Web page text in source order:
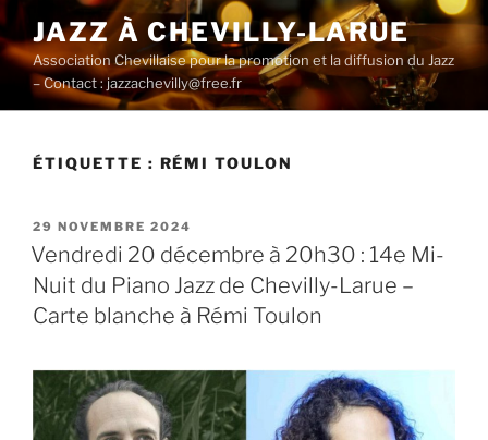
au
contenu
principal
JAZZ À CHEVILLY-LARUE
Association Chevillaise pour la promotion et la diffusion du Jazz
– Contact : jazzachevilly@free.fr
ÉTIQUETTE : RÉMI TOULON
PUBLIÉ
LE
29 NOVEMBRE 2024
Vendredi 20 décembre à 20h30 : 14e Mi-
Nuit du Piano Jazz de Chevilly-Larue –
Carte blanche à Rémi Toulon